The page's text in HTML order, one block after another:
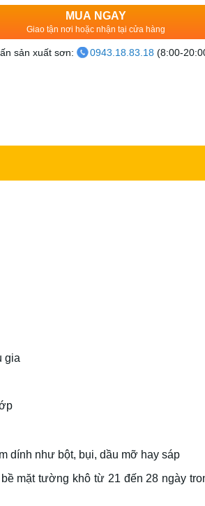
MUA NGAY
Giao tận nơi hoặc nhận tại cửa hàng
sản xuất sơn: 0943.18.83.18 (8:00-
gia
dính như bột, bụi, dầu mỡ hay sáp
mặt tường khô từ 21 đến 28 ngày